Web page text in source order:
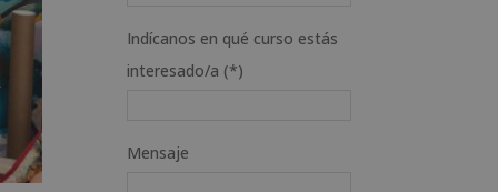
Indícanos en qué curso estás
interesado/a (*)
Mensaje